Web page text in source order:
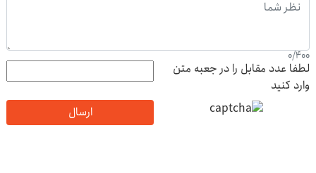
0/400
لطفا عدد مقابل را در جعبه متن
وارد کنید
ارسال